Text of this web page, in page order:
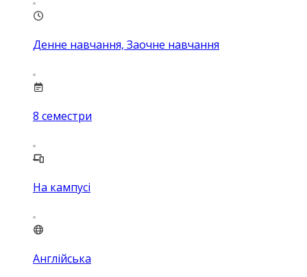
Денне навчання, Заочне навчання
8 семестри
На кампусі
Англійська